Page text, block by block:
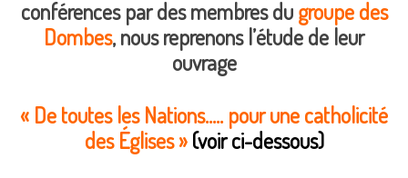
conférences par des membres dugroupe des
Dombes, nous reprenons l’étude de leur
ouvrage
« De toutes les Nations….. pour une catholicité
des Églises »(voir ci-dessous)